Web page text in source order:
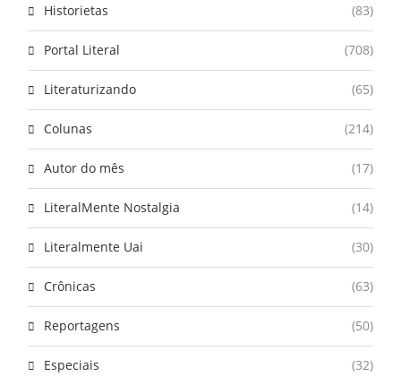
Historietas (83)
Portal Literal (708)
Literaturizando (65)
Colunas (214)
Autor do mês (17)
LiteralMente Nostalgia (14)
Literalmente Uai (30)
Crônicas (63)
Reportagens (50)
Especiais (32)